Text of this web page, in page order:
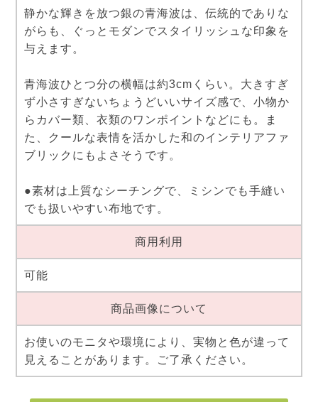
静かな輝きを放つ銀の青海波は、伝統的でありな
がらも、ぐっとモダンでスタイリッシュな印象を
与えます。
青海波ひとつ分の横幅は約3cmくらい。大きすぎ
ず小さすぎないちょうどいいサイズ感で、小物か
らカバー類、衣類のワンポイントなどにも。ま
た、クールな表情を活かした和のインテリアファ
ブリックにもよさそうです。
●素材は上質なシーチングで、ミシンでも手縫い
でも扱いやすい布地です。
商用利用
可能
商品画像について
お使いのモニタや環境により、実物と色が違って
見えることがあります。ご了承ください。